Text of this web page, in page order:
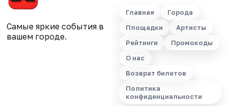
Самые яркие события в
вашем городе.
Главная
Города
Площадки
Артисты
Рейтинги
Промокоды
О нас
Возврат билетов
Политика
конфиденциальности